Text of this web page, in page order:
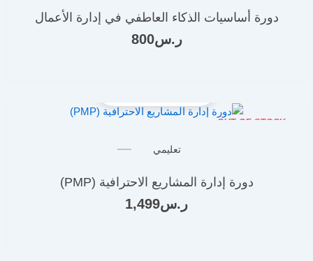
دورة أساسيات الذكاء العاطفي في إدارة الأعمال
ر.س 800
OUT OF STOCK
تعليمي
دورة إدارة المشاريع الاحترافية (PMP)
ر.س 1,499